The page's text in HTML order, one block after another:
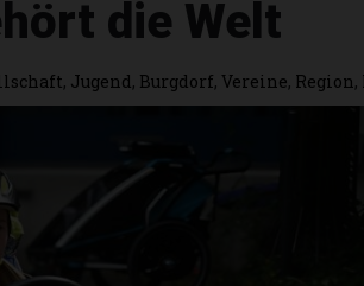
die Welt
, Jugend, Burgdorf, Vereine, Region,